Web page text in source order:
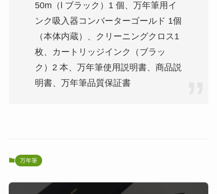
50m（l ブラック）1 個、万年筆用イ
ンク吸入器コンバーターゴールド 1個
（本体内蔵）、クリーニングクロス1
枚、カートリッジインク（ブラッ
ク）2 本、万年筆使用説明書、商品説
明書、万年筆品質保証書
万年筆